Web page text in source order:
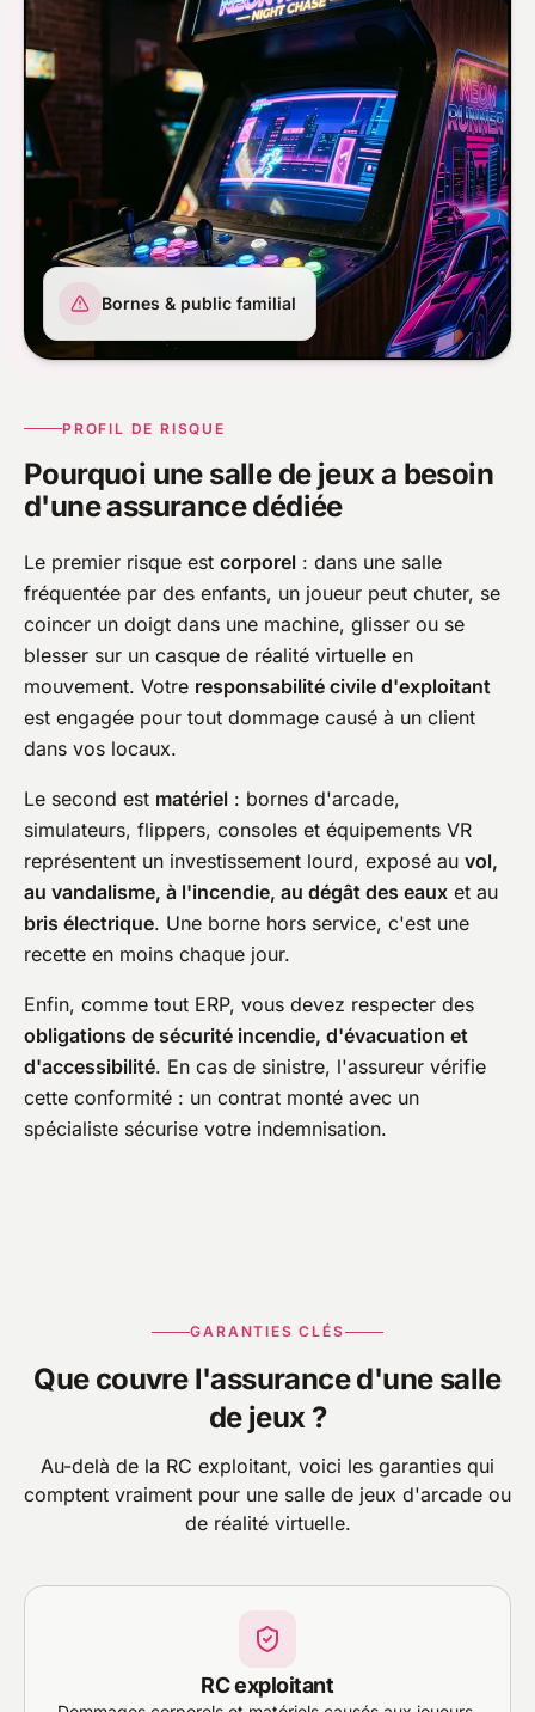
Bornes & public familial
PROFIL DE RISQUE
Pourquoi une salle de jeux a besoin
d'une assurance dédiée
Le premier risque est corporel : dans une salle
fréquentée par des enfants, un joueur peut chuter, se
coincer un doigt dans une machine, glisser ou se
blesser sur un casque de réalité virtuelle en
mouvement. Votre responsabilité civile d'exploitant
est engagée pour tout dommage causé à un client
dans vos locaux.
Le second est matériel : bornes d'arcade,
simulateurs, flippers, consoles et équipements VR
représentent un investissement lourd, exposé au vol,
au vandalisme, à l'incendie, au dégât des eaux et au
bris électrique. Une borne hors service, c'est une
recette en moins chaque jour.
Enfin, comme tout ERP, vous devez respecter des
obligations de sécurité incendie, d'évacuation et
d'accessibilité. En cas de sinistre, l'assureur vérifie
cette conformité : un contrat monté avec un
spécialiste sécurise votre indemnisation.
GARANTIES CLÉS
Que couvre l'assurance d'une salle
de jeux ?
Au-delà de la RC exploitant, voici les garanties qui
comptent vraiment pour une salle de jeux d'arcade ou
de réalité virtuelle.
RC exploitant